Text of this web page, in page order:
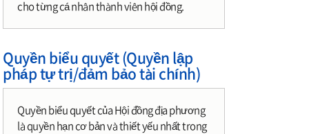
cho từng cá nhân thành viên hội đồng.
Quyền biểu quyết (Quyền lập
pháp tự trị/đảm bảo tài chính)
Quyền biểu quyết của Hội đồng địa phương
là quyền hạn cơ bản và thiết yếu nhất trong